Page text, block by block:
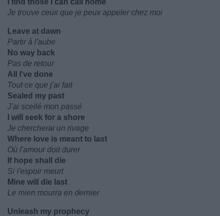
I find those I can call home
Je trouve ceux que je peux appeler chez moi
Leave at dawn
Partir à l'aube
No way back
Pas de retour
All I've done
Tout ce que j'ai fait
Sealed my past
J'ai scellé mon passé
I will seek for a shore
Je chercherai un rivage
Where love is meant to last
Où l'amour doit durer
If hope shall die
Si l'espoir meurt
Mine will die last
Le mien mourra en dernier
Unleash my prophecy